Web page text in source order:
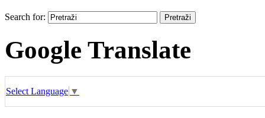
Search for:
Google Translate
Select Language ▼